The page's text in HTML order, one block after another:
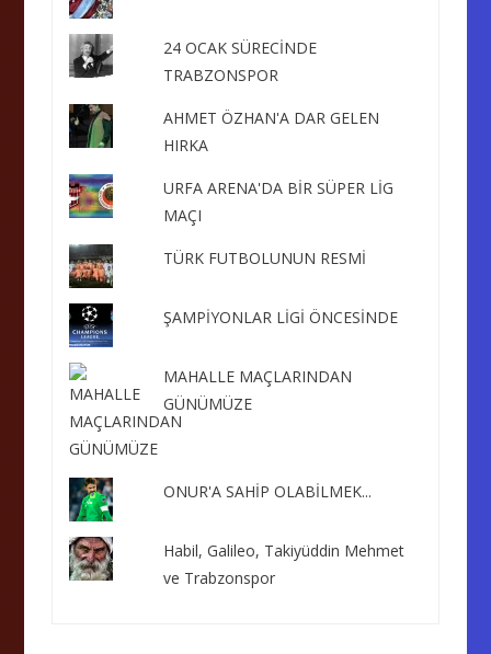
24 OCAK SÜRECİNDE
TRABZONSPOR
AHMET ÖZHAN'A DAR GELEN
HIRKA
URFA ARENA'DA BİR SÜPER LİG
MAÇI
TÜRK FUTBOLUNUN RESMİ
ŞAMPİYONLAR LİGİ ÖNCESİNDE
MAHALLE MAÇLARINDAN
GÜNÜMÜZE
ONUR'A SAHİP OLABİLMEK...
Habil, Galileo, Takiyüddin Mehmet
ve Trabzonspor